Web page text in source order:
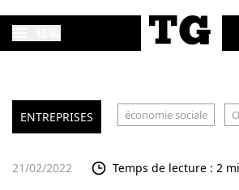
ENTREPRISES économie sociale
21/02/2022 Temps de lecture : 2